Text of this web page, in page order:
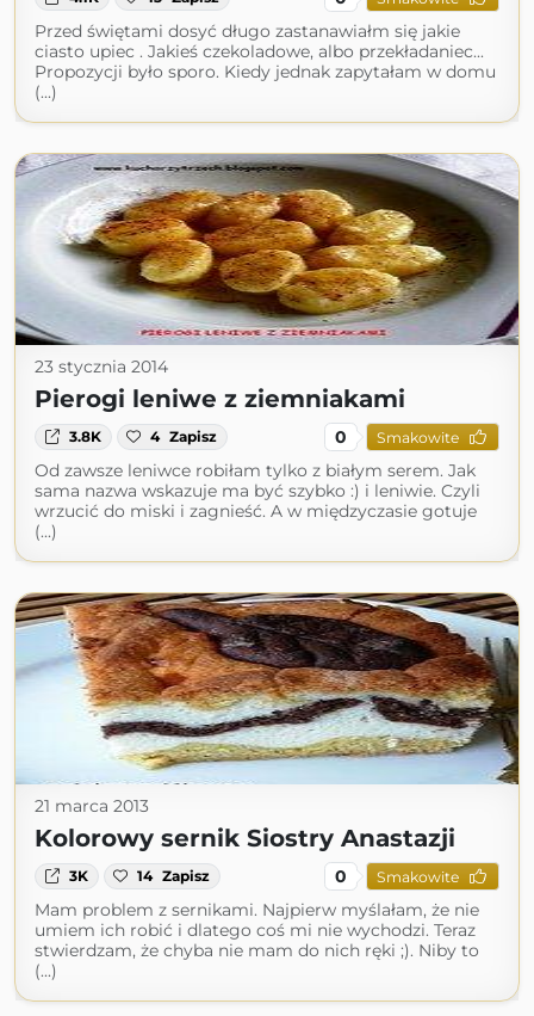
Przed świętami dosyć długo zastanawiałm się jakie
ciasto upiec . Jakieś czekoladowe, albo przekładaniec...
Propozycji było sporo. Kiedy jednak zapytałam w domu
(...)
23 stycznia 2014
Pierogi leniwe z ziemniakami
3.8K 4 Zapisz 0 Smakowite
Od zawsze leniwce robiłam tylko z białym serem. Jak
sama nazwa wskazuje ma być szybko :) i leniwie. Czyli
wrzucić do miski i zagnieść. A w międzyczasie gotuje
(...)
21 marca 2013
Kolorowy sernik Siostry Anastazji
3K 14 Zapisz 0 Smakowite
Mam problem z sernikami. Najpierw myślałam, że nie
umiem ich robić i dlatego coś mi nie wychodzi. Teraz
stwierdzam, że chyba nie mam do nich ręki ;). Niby to
(...)